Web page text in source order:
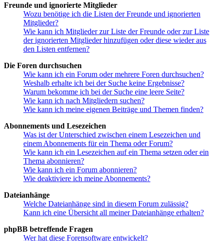
Freunde und ignorierte Mitglieder
Wozu benötige ich die Listen der Freunde und ignorierten
Mitglieder?
Wie kann ich Mitglieder zur Liste der Freunde oder zur Liste
der ignorierten Mitglieder hinzufügen oder diese wieder aus
den Listen entfernen?
Die Foren durchsuchen
Wie kann ich ein Forum oder mehrere Foren durchsuchen?
Weshalb erhalte ich bei der Suche keine Ergebnisse?
Warum bekomme ich bei der Suche eine leere Seite?
Wie kann ich nach Mitgliedern suchen?
Wie kann ich meine eigenen Beiträge und Themen finden?
Abonnements und Lesezeichen
Was ist der Unterschied zwischen einem Lesezeichen und
einem Abonnements für ein Thema oder Forum?
Wie kann ich ein Lesezeichen auf ein Thema setzen oder ein
Thema abonnieren?
Wie kann ich ein Forum abonnieren?
Wie deaktiviere ich meine Abonnements?
Dateianhänge
Welche Dateianhänge sind in diesem Forum zulässig?
Kann ich eine Übersicht all meiner Dateianhänge erhalten?
phpBB betreffende Fragen
Wer hat diese Forensoftware entwickelt?